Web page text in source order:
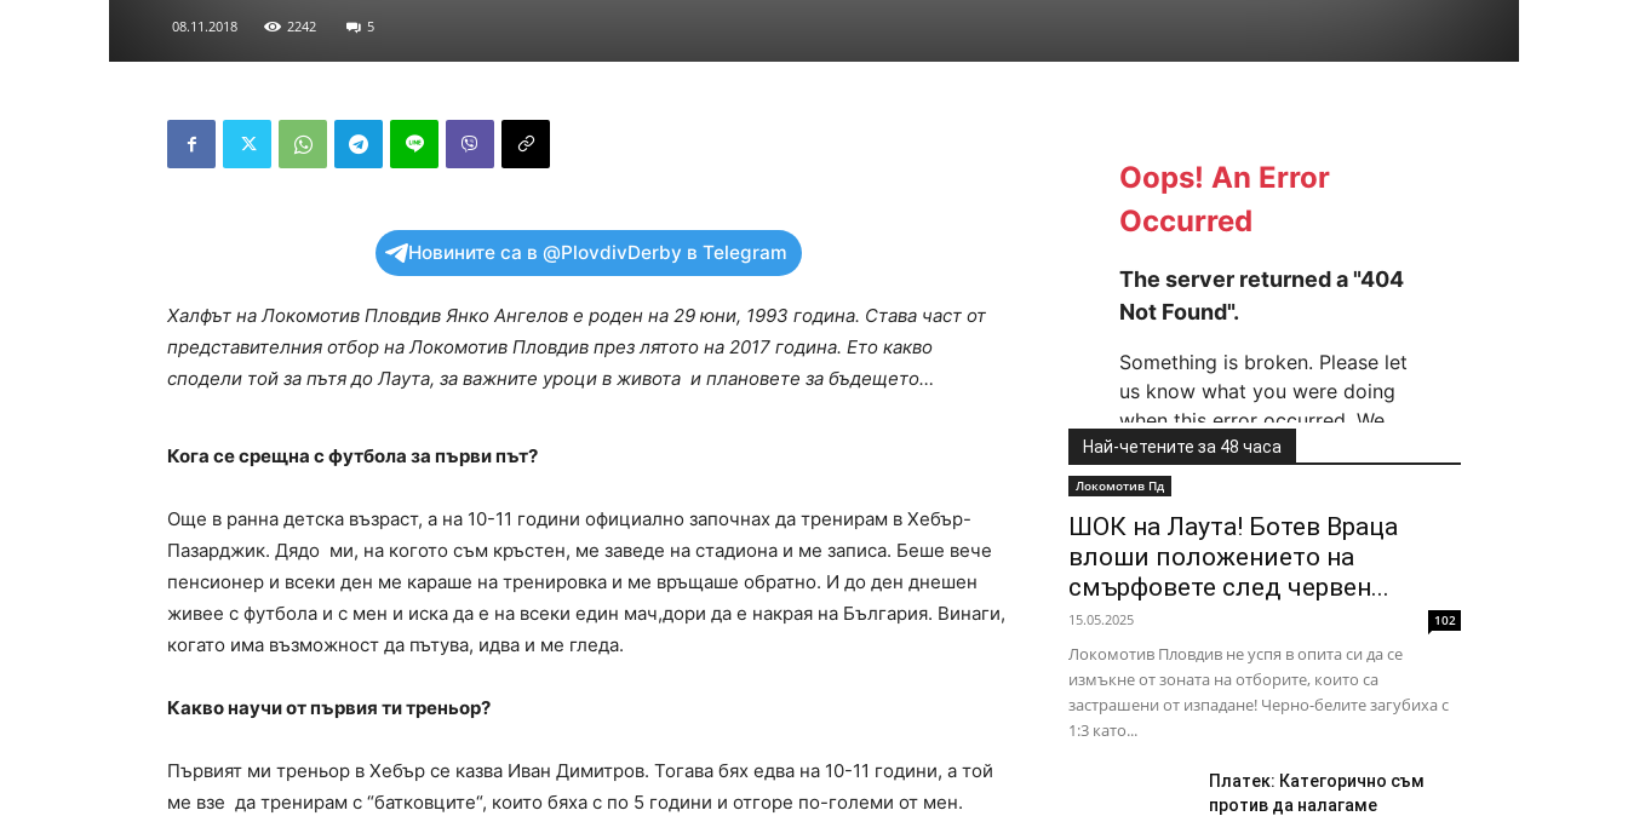
08.11.2018 2242 5
Новините са в @PlovdivDerby в Telegram
Халфът на Локомотив Пловдив Янко Ангелов е роден на 29 юни, 1993 година. Става част от
представителния отбор на Локомотив Пловдив през лятото на 2017 година. Ето какво
сподели той за пътя до Лаута, за важните уроци в живота и плановете за бъдещето…
Кога се срещна с футбола за първи път?
Още в ранна детска възраст, а на 10-11 години официално започнах да тренирам в Хебър-
Пазарджик. Дядо ми, на когото съм кръстен, ме заведе на стадиона и ме записа. Беше вече
пенсионер и всеки ден ме караше на тренировка и ме връщаше обратно. И до ден днешен
живее с футбола и с мен и иска да е на всеки един мач,дори да е накрая на България. Винаги,
когато има възможност да пътува, идва и ме гледа.
Какво научи от първия ти треньор?
Първият ми треньор в Хебър се казва Иван Димитров. Тогава бях едва на 10-11 години, а той
ме взе да тренирам с “батковците“, които бяха с по 5 години и отгоре по-големи от мен.
Най-четените за 48 часа
Локомотив Пд
ШОК на Лаута! Ботев Враца
влоши положението на
смърфовете след червен...
15.05.2025 102
Локомотив Пловдив не успя в опита си да се
измъкне от зоната на отборите, които са
застрашени от изпадане! Черно-белите загубиха с
1:3 като...
Платек: Категорично съм
против да налагаме